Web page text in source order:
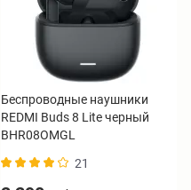
Беспроводные наушники
REDMI Buds 8 Lite черный
BHR08OMGL
21